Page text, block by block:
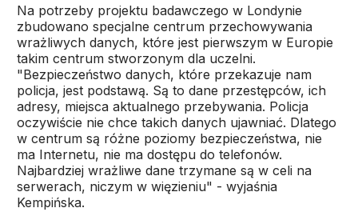
Na potrzeby projektu badawczego w Londynie
zbudowano specjalne centrum przechowywania
wrażliwych danych, które jest pierwszym w Europie
takim centrum stworzonym dla uczelni.
"Bezpieczeństwo danych, które przekazuje nam
policja, jest podstawą. Są to dane przestępców, ich
adresy, miejsca aktualnego przebywania. Policja
oczywiście nie chce takich danych ujawniać. Dlatego
w centrum są różne poziomy bezpieczeństwa, nie
ma Internetu, nie ma dostępu do telefonów.
Najbardziej wrażliwe dane trzymane są w celi na
serwerach, niczym w więzieniu" - wyjaśnia
Kempińska.